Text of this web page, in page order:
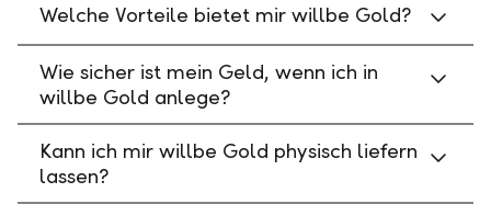
Welche Vorteile bietet mir willbe Gold?
Wie sicher ist mein Geld, wenn ich in
willbe Gold anlege?
Kann ich mir willbe Gold physisch liefern
lassen?